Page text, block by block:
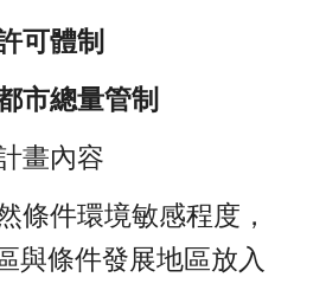
可體制
市總量管制
計畫內容
與條件發展地區放入